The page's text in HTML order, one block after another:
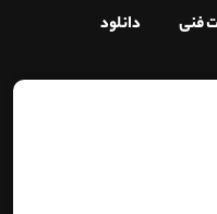
فنی دانلود